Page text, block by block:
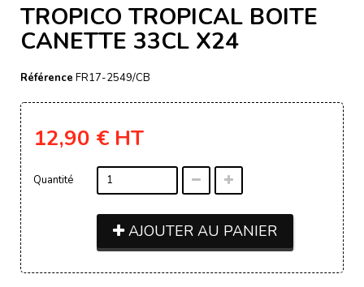
TROPICO TROPICAL BOITE
CANETTE 33CL X24
Référence FR17-2549/CB
12,90 € HT
Quantité
AJOUTER AU PANIER